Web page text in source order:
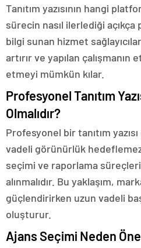
Tanıtım yazısının hangi
sürecin nasıl ilerlediği açıkça
bilgi sunan hizmet
artırır ve yapılan
etmeyi mümkün kılar.
Profesyonel Tanıtım
Olmalıdır?
Profesyonel bir tanıtım yazısı
vadeli görünürlük
seçimi ve raporlama
alınmalıdır. Bu yaklaşım,
güçlendirirken uzun vadeli
oluşturur.
Ajans Seçimi Neden